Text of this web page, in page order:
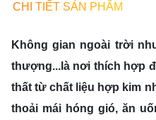
CHI TIẾT SẢN PHẨM
Không gian ngoài trời
thượng...là nơi thích hợp
thất từ chất liệu hợp kim
thoải mái hóng gió, ăn